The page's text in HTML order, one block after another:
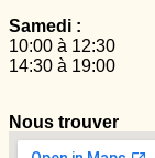
Samedi :
10:00 à 12:30
14:30 à 19:00
Nous trouver